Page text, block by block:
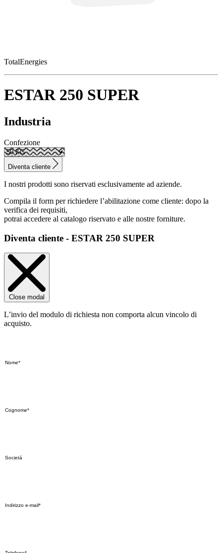
TotalEnergies
ESTAR 250 SUPER
Industria
Confezione
Diventa cliente
I nostri prodotti sono riservati esclusivamente ad aziende.
Compila il form per richiedere l’abilitazione come cliente: dopo la
verifica dei requisiti,
potrai accedere al catalogo riservato e alle nostre forniture.
Diventa cliente - ESTAR 250 SUPER
Close modal
L’invio del modulo di richiesta non comporta alcun vincolo di
acquisto.